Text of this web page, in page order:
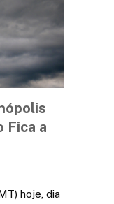
Fica a
hoje, dia